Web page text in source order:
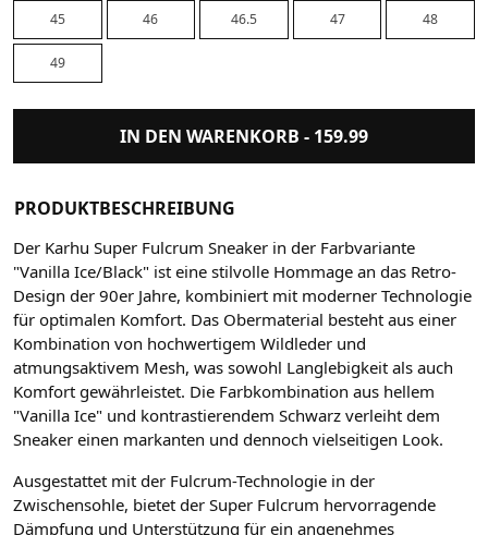
45 46 46.5 47 48
49
IN DEN WARENKORB - 159.99
PRODUKTBESCHREIBUNG
Der Karhu Super Fulcrum Sneaker in der Farbvariante
"Vanilla Ice/Black" ist eine stilvolle Hommage an das Retro-
Design der 90er Jahre, kombiniert mit moderner Technologie
für optimalen Komfort. Das Obermaterial besteht aus einer
Kombination von hochwertigem Wildleder und
atmungsaktivem Mesh, was sowohl Langlebigkeit als auch
Komfort gewährleistet. Die Farbkombination aus hellem
"Vanilla Ice" und kontrastierendem Schwarz verleiht dem
Sneaker einen markanten und dennoch vielseitigen Look.
Ausgestattet mit der Fulcrum-Technologie in der
Zwischensohle, bietet der Super Fulcrum hervorragende
Dämpfung und Unterstützung für ein angenehmes